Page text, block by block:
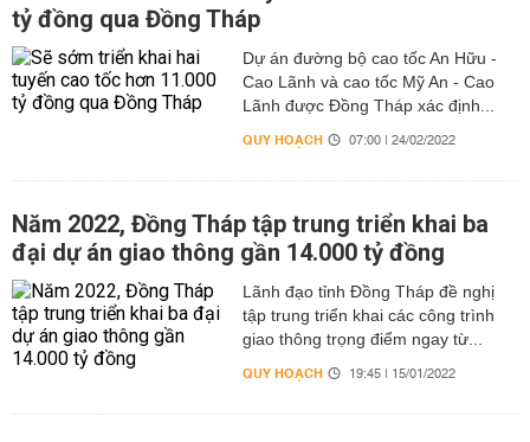
tỷ đồng qua Đồng Tháp
Dự án đường bộ cao tốc An Hữu -
Cao Lãnh và cao tốc Mỹ An - Cao
Lãnh được Đồng Tháp xác định...
QUY HOẠCH 07:00 | 24/02/2022
Năm 2022, Đồng Tháp tập trung triển khai ba
đại dự án giao thông gần 14.000 tỷ đồng
Lãnh đạo tỉnh Đồng Tháp đề nghị
tập trung triển khai các công trình
giao thông trọng điểm ngay từ...
QUY HOẠCH 19:45 | 15/01/2022